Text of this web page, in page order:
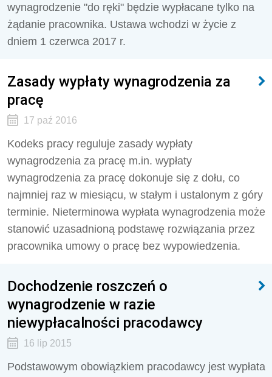
wynagrodzenie "do ręki" będzie wypłacane tylko na
żądanie pracownika. Ustawa wchodzi w życie z
dniem 1 czerwca 2017 r.
Zasady wypłaty wynagrodzenia za
pracę
17 paź 2016
Kodeks pracy reguluje zasady wypłaty
wynagrodzenia za pracę m.in. wypłaty
wynagrodzenia za pracę dokonuje się z dołu, co
najmniej raz w miesiącu, w stałym i ustalonym z góry
terminie. Nieterminowa wypłata wynagrodzenia może
stanowić uzasadnioną podstawę rozwiązania przez
pracownika umowy o pracę bez wypowiedzenia.
Dochodzenie roszczeń o
wynagrodzenie w razie
niewypłacalności pracodawcy
16 lip 2015
Podstawowym obowiązkiem pracodawcy jest wypłata